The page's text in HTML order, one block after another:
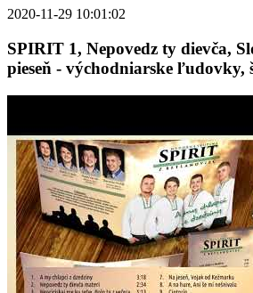
2020-11-29 10:01:02
SPIRIT 1, Nepovedz ty dievča,
pieseň - východniarske ľudovky,